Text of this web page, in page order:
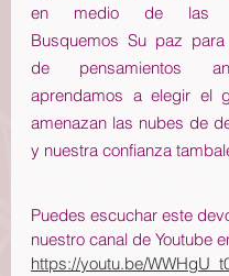
en medio de las
Busquemos Su paz para
de pensamientos
aprendamos a elegir el
amenazan las nubes de
y nuestra confianza
Puedes escuchar este
nuestro canal de Youtube
https://youtu.be/